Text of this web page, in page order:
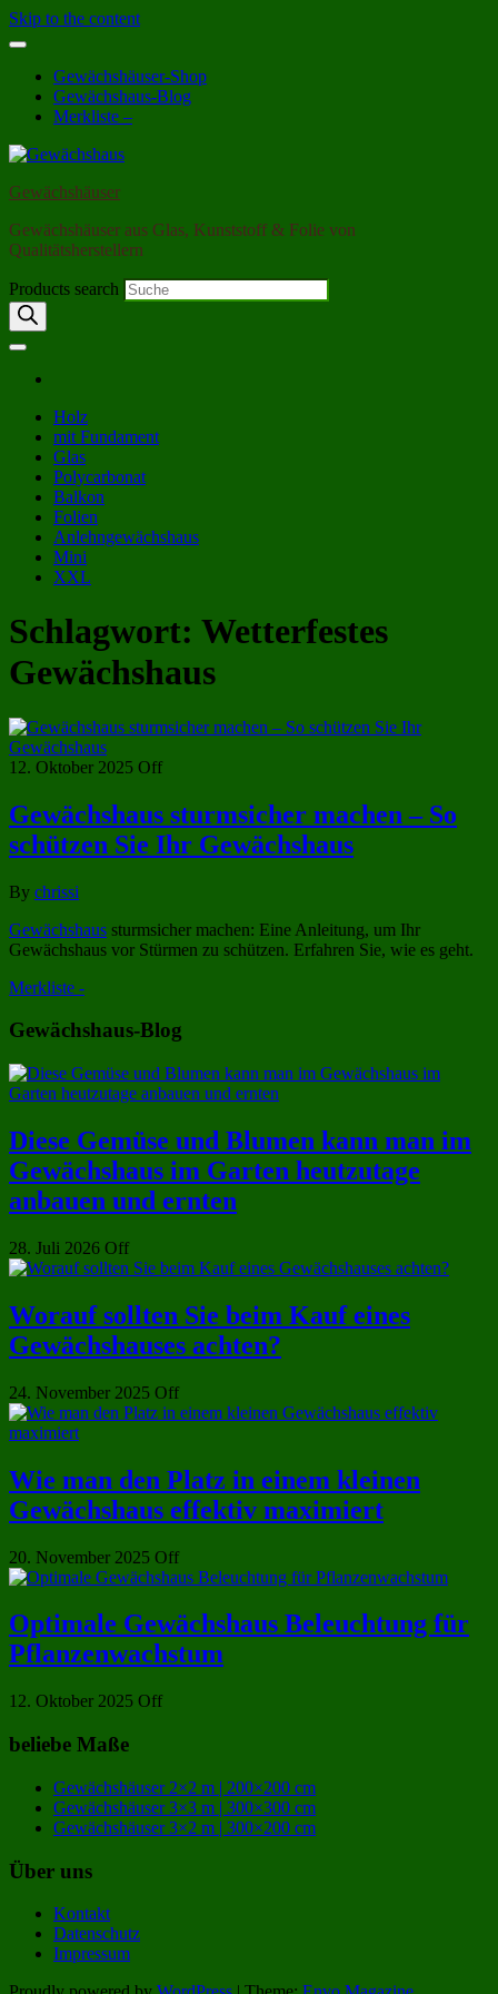
Skip to the content
Gewächshäuser-Shop
Gewächshaus-Blog
Merkliste –
Gewächshäuser
Gewächshäuser aus Glas, Kunststoff & Folie von
Qualitätsherstellern
Products search
Holz
mit Fundament
Glas
Polycarbonat
Balkon
Folien
Anlehngewächshaus
Mini
XXL
Schlagwort: Wetterfestes
Gewächshaus
12. Oktober 2025 Off
Gewächshaus sturmsicher machen – So
schützen Sie Ihr Gewächshaus
By chrissi
Gewächshaus sturmsicher machen: Eine Anleitung, um Ihr
Gewächshaus vor Stürmen zu schützen. Erfahren Sie, wie es geht.
Merkliste -
Gewächshaus-Blog
Diese Gemüse und Blumen kann man im
Gewächshaus im Garten heutzutage
anbauen und ernten
28. Juli 2026 Off
Worauf sollten Sie beim Kauf eines
Gewächshauses achten?
24. November 2025 Off
Wie man den Platz in einem kleinen
Gewächshaus effektiv maximiert
20. November 2025 Off
Optimale Gewächshaus Beleuchtung für
Pflanzenwachstum
12. Oktober 2025 Off
beliebe Maße
Gewächshäuser 2×2 m | 200×200 cm
Gewächshäuser 3×3 m | 300×300 cm
Gewächshäuser 3×2 m | 300×200 cm
Über uns
Kontakt
Datenschutz
Impressum